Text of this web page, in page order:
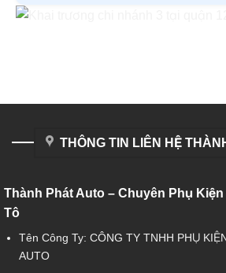
THÔNG TIN LIÊN HỆ
Thành Phát Auto – Chuyên Phụ
Tô
Tên Công Ty: CÔNG TY TNHH PHỤ
AUTO